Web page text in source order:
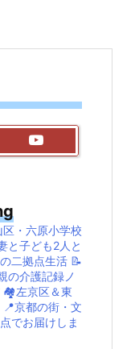
・六原小学校
と子ども2人と
二拠点生活 📝
の介護記録ノ
🏘左京区＆東
📍京都の街・文
でお届けしま